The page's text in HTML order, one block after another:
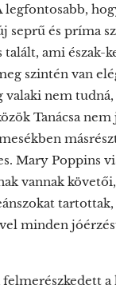
legfontosabb,
és príma
ami észak-
szintén van
nem
Tanácsa
Mary Poppins
vannak
minden